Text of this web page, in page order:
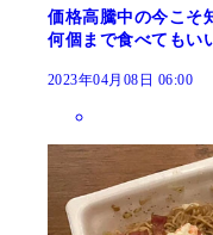
価格高騰中の今こそ
何個まで食べてもい
2023年04月08日 06:00